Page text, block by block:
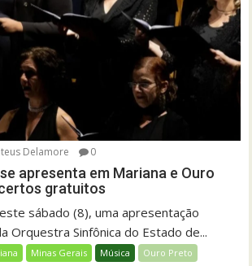
Delamore 0
apresenta em Mariana e Ouro
gratuitos
sábado (8), uma apresentação
Orquestra Sinfônica do Estado de...
Minas Gerais Música Ouro Preto